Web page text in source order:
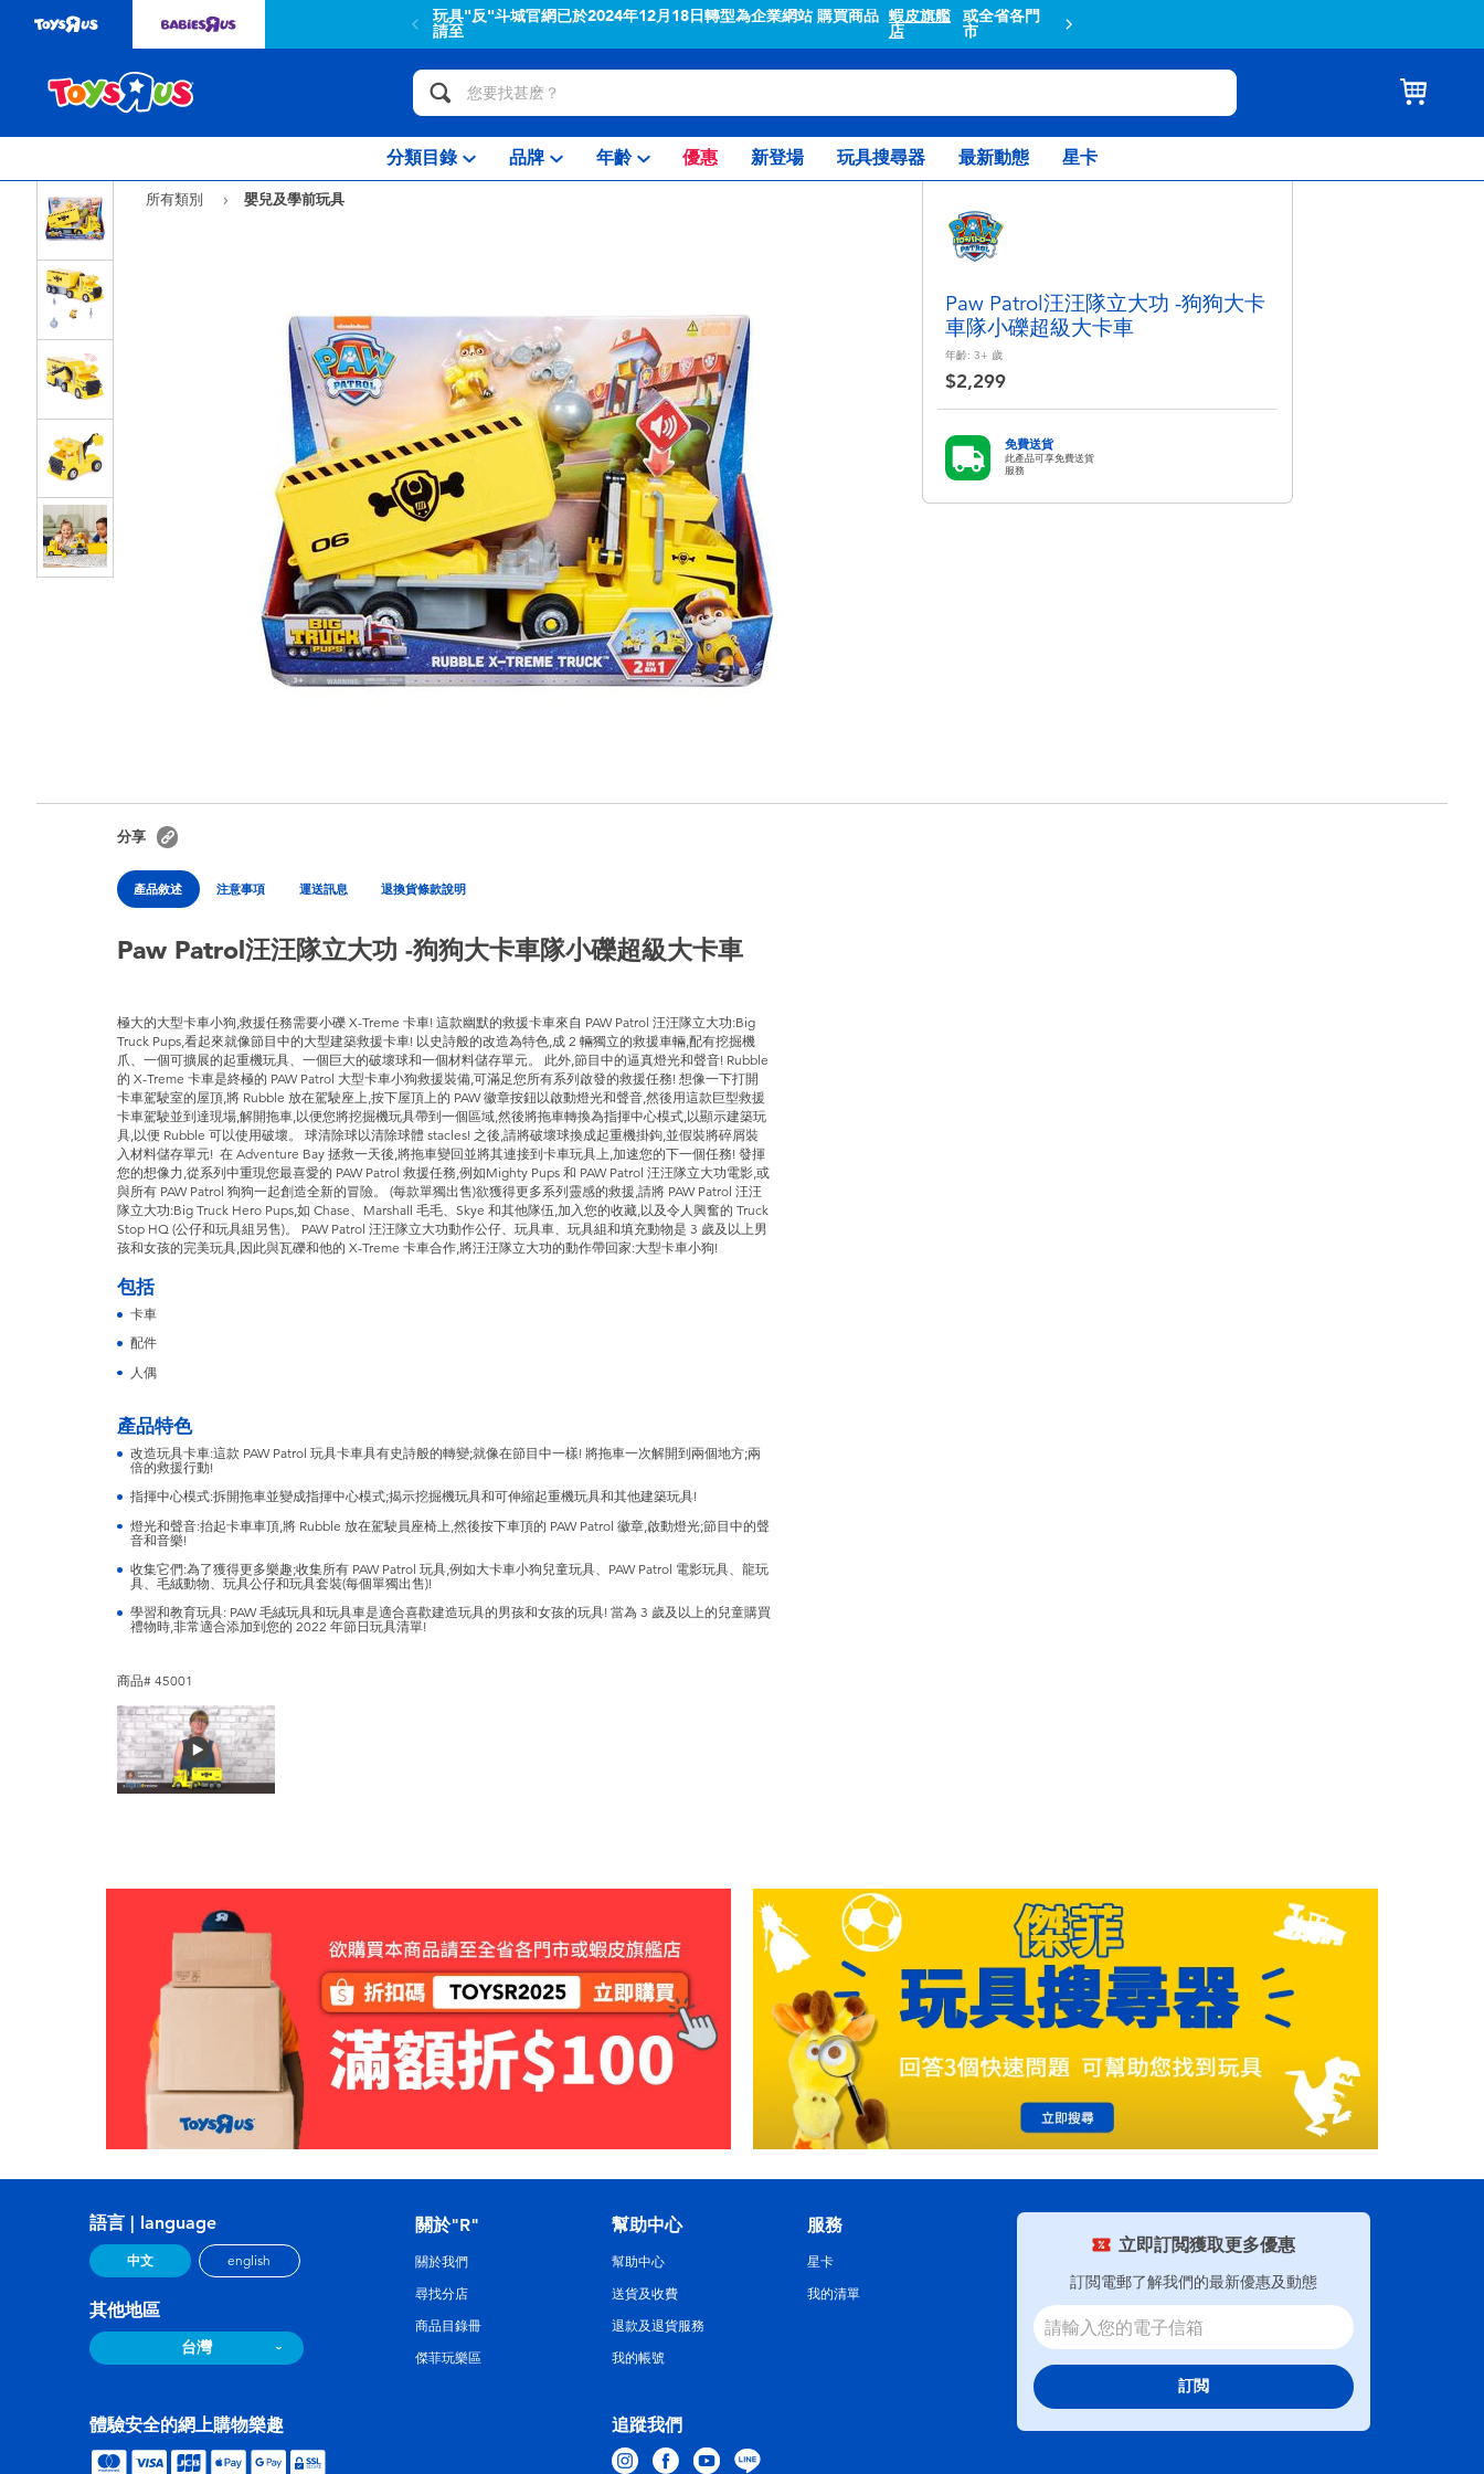
玩具"反"斗城官網已於2024年12月18日轉型為企業網站 購買商品
請至
蝦皮旗艦
或全省各門
分類目錄 品牌 年齡 優惠 新登場 玩具搜尋器 最新動態 星卡
所有類別 嬰兒及學前玩具
Paw Patrol汪汪隊立大功 -狗狗大卡
車隊小礫超級大卡車
年齡: 3+ 歲
$2,299
免費送貨
此產品可享免費送貨
服務
分享
產品敘述 注意事項 運送訊息 退換貨條款說明
Paw Patrol汪汪隊立大功 -狗狗大卡車隊小礫超級大卡車
極大的大型卡車小狗,救援任務需要小礫 X-Treme 卡車! 這款幽默的救援卡車來自 PAW Patrol 汪汪隊立大功:Big
Truck Pups,看起來就像節目中的大型建築救援卡車! 以史詩般的改造為特色,成 2 輛獨立的救援車輛,配有挖掘機
爪、一個可擴展的起重機玩具、一個巨大的破壞球和一個材料儲存單元。 此外,節目中的逼真燈光和聲音! Rubble
的 X-Treme 卡車是終極的 PAW Patrol 大型卡車小狗救援裝備,可滿足您所有系列啟發的救援任務! 想像一下打開
卡車駕駛室的屋頂,將 Rubble 放在駕駛座上,按下屋頂上的 PAW 徽章按鈕以啟動燈光和聲音,然後用這款巨型救援
卡車駕駛並到達現場,解開拖車,以便您將挖掘機玩具帶到一個區域,然後將拖車轉換為指揮中心模式,以顯示建築玩
具,以便 Rubble 可以使用破壞。 球清除球以清除球體 stacles! 之後,請將破壞球換成起重機掛鉤,並假裝將碎屑裝
入材料儲存單元! ​ 在 Adventure Bay 拯救一天後,將拖車變回並將其連接到卡車玩具上,加速您的下一個任務! 發揮
您的想像力,從系列中重現您最喜愛的 PAW Patrol 救援任務,例如Mighty Pups 和 PAW Patrol 汪汪隊立大功電影,或
與所有 PAW Patrol 狗狗一起創造全新的冒險。 (每款單獨出售)欲獲得更多系列靈感的救援,請將 PAW Patrol 汪汪
隊立大功:Big Truck Hero Pups,如 Chase、Marshall 毛毛、Skye 和其他隊伍,加入您的收藏,以及令人興奮的 Truck
Stop HQ (公仔和玩具組另售)。 PAW Patrol 汪汪隊立大功動作公仔、玩具車、玩具組和填充動物是 3 歲及以上男
孩和女孩的完美玩具,因此與瓦礫和他的 X-Treme 卡車合作,將汪汪隊立大功的動作帶回家:大型卡車小狗!
包括
卡車
配件
人偶
產品特色
改造玩具卡車:這款 PAW Patrol 玩具卡車具有史詩般的轉變;就像在節目中一樣! 將拖車一次解開到兩個地方;兩
倍的救援行動!
指揮中心模式:拆開拖車並變成指揮中心模式;揭示挖掘機玩具和可伸縮起重機玩具和其他建築玩具!
燈光和聲音:抬起卡車車頂,將 Rubble 放在駕駛員座椅上,然後按下車頂的 PAW Patrol 徽章,啟動燈光;節目中的聲
音和音樂!
收集它們:為了獲得更多樂趣;收集所有 PAW Patrol 玩具,例如大卡車小狗兒童玩具、PAW Patrol 電影玩具、龍玩
具、毛絨動物、玩具公仔和玩具套裝(每個單獨出售)!
學習和教育玩具: PAW 毛絨玩具和玩具車是適合喜歡建造玩具的男孩和女孩的玩具! 當為 3 歲及以上的兒童購買
禮物時,非常適合添加到您的 2022 年節日玩具清單!
商品# 45001
立即訂閲獲取更多優惠
訂閲電郵了解我們的最新優惠及動態
訂閲
語言 | language
中文 english
其他地區
台灣
追蹤我們
關於"R"
關於我們
尋找分店
商品目錄冊
傑菲玩樂區
幫助中心
幫助中心
送貨及收費
退款及退貨服務
我的帳號
服務
星卡
我的清單
體驗安全的網上購物樂趣